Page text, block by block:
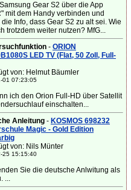
Gear S2 über die App
mit dem Handy verbinden und
Info, dass Gear S2 zu alt sei. Wie
trotzdem weiter nutzen? MfG...
- ORION
LED TV (Flat, 50 Zoll, Full-
von: Helmut Bäumler
01 07:23:05
ich den Orion Full-HD über Satellit
einschalten...
Anleitung - KOSMOS 698232
Magic - Gold Edition
von: Nils Münter
25 15:15:40
Sie die deutsche Anlwitung als
...